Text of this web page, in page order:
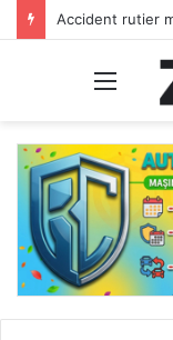
Meniu